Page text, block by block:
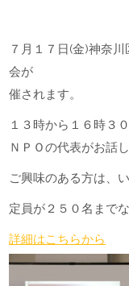
７月１７日(金)神奈
会が
催されます。
１３時から１６時３
ＮＰＯの代表がお話
ご興味のある方は、
定員が２５０名まで
詳細はこちらから